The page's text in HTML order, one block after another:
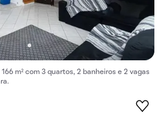
m² com 3 quartos, 2 banheiros e 2 vagas